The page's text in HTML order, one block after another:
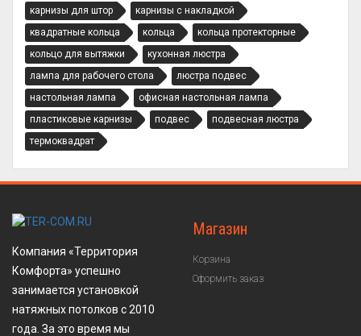
карнизы для штор
карнизы с накладкой
квадратные кольца
кольца
кольца протекторные
кольцо для вытяжки
кухонная люстра
лампа для рабочего стола
люстра подвес
настольная лампа
офисная настольная лампа
пластиковые карнизы
подвес
подвесная люстра
термоквадрат
Компания «Территория
Комфорта» успешно
занимается установкой
натяжных потолков с 2010
года. За это время мы
Магазин
Корзина
Оформить заказ